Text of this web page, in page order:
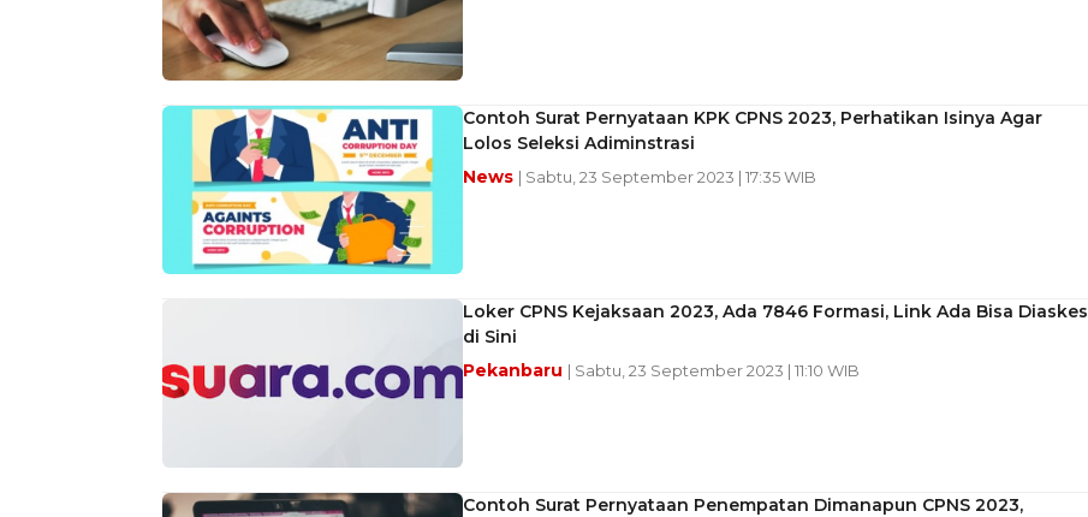
Contoh Surat Pernyataan KPK CPNS 2023, Perhatikan Isinya Agar
Lolos Seleksi Adiminstrasi
News | Sabtu, 23 September 2023 | 17:35 WIB
Loker CPNS Kejaksaan 2023, Ada 7846 Formasi, Link Ada Bisa Diaskes
di Sini
Pekanbaru | Sabtu, 23 September 2023 | 11:10 WIB
Contoh Surat Pernyataan Penempatan Dimanapun CPNS 2023,